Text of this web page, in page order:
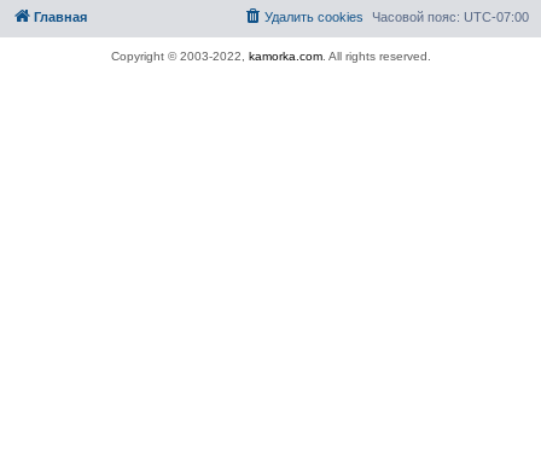
Главная Часовой пояс: UTC-07:00
Удалить cookies
Copyright © 2003-2022, kamorka.com. All rights reserved.